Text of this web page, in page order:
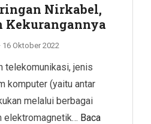
Nirkabel,
Kekurangannya
16 Oktober 2022
telekomunikasi, jenis
komputer (yaitu antar
melalui berbagai
elektromagnetik… Baca